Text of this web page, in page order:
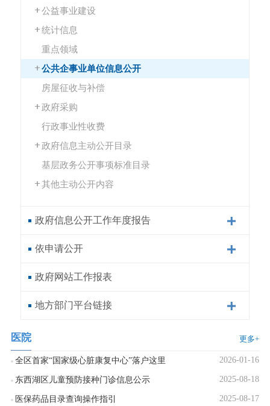
公益事业建设
统计信息
重点领域
公共企事业单位信息公开
房屋征收与补偿
政府采购
行政事业性收费
政府信息主动公开目录
基层政务公开事项标准目录
其他主动公开内容
政府信息公开工作年度报告
依申请公开
政府网站工作报表
地方部门平台链接
医院 更多+
全区首家“国家级心脏康复中心”落户这里 2026-01-16
东西湖区儿童预防接种门诊信息公示 2025-08-18
医保药品目录查询操作指引 2025-08-17